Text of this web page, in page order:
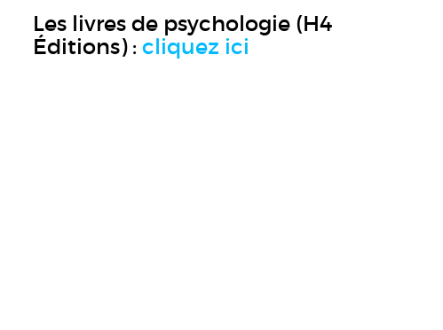
Les livres de psychologie (H4
Éditions) : cliquez ici